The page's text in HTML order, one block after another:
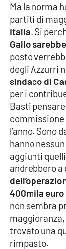
LaC
LaC OnAir
EDIZIONI
LOCALI
Catanzaro
Crotone
Vibo
Reggio
Cosenza
Lamezia
Ma la norma
partiti di
Italia. Si
Gallo
posto
degli Azzurri
sindaco di
per i
Basti
commissione
l’anno. Sono
hanno
aggiunti
andrebbero a
400mila euro
non sembra
trovato una
rimpasto.